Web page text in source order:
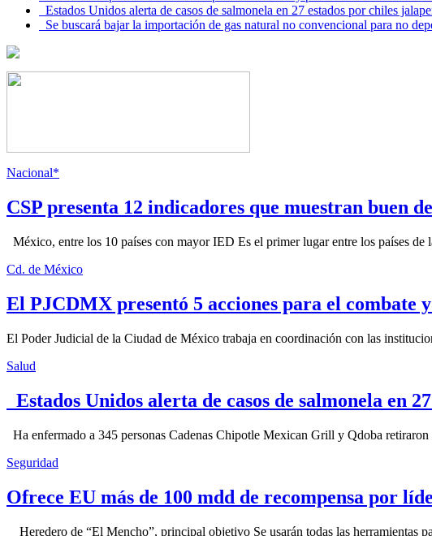
Estados Unidos alerta de casos de salmonela en 27 estados por chiles
Se buscará bajar la importación de gas natural no convencional para no
Nacional*
CSP presenta 12 indicadores que muestran buen
México, entre los 10 países con mayor IED Es el primer lugar entre los países de
Cd. de México
El PJCDMX presentó 5 acciones para el combate
El Poder Judicial de la Ciudad de México trabaja en coordinación con las
Salud
Estados Unidos alerta de casos de salmonela en
Ha enfermado a 345 personas Cadenas Chipotle Mexican Grill y Qdoba
Seguridad
Ofrece EU más de 100 mdd de recompensa por
Heredero de “El Mencho”, principal objetivo Se usarán todas las herramientas